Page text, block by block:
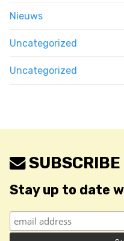
Nieuws
Uncategorized
Uncategorized
SUBSCRIBE
Stay up to date